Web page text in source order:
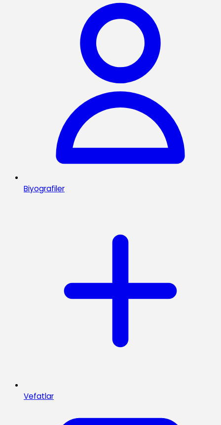
Biyografiler
Vefatlar